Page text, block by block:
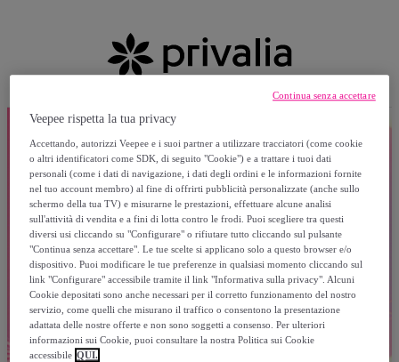
Veepee rispetta la tua privacy
Accettando, autorizzi Veepee e i suoi partner a utilizzare tracciatori (come cookie
o altri identificatori come SDK, di seguito "Cookie") e a trattare i tuoi dati
personali (come i dati di navigazione, i dati degli ordini e le informazioni fornite
nel tuo account membro) al fine di offrirti pubblicità personalizzate (anche sullo
schermo della tua TV) e misurarne le prestazioni, effettuare alcune analisi
sull'attività di vendita e a fini di lotta contro le frodi. Puoi scegliere tra questi
diversi usi cliccando su "Configurare" o rifiutare tutto cliccando sul pulsante
"Continua senza accettare". Le tue scelte si applicano solo a questo browser e/o
dispositivo. Puoi modificare le tue preferenze in qualsiasi momento cliccando sul
link "Configurare" accessibile tramite il link "Informativa sulla privacy". Alcuni
Cookie depositati sono anche necessari per il corretto funzionamento del nostro
servizio, come quelli che misurano il traffico o consentono la presentazione
adattata delle nostre offerte e non sono soggetti a consenso. Per ulteriori
informazioni sui Cookie, puoi consultare la nostra Politica sui Cookie
accessibile QUI.
Continua senza accettare